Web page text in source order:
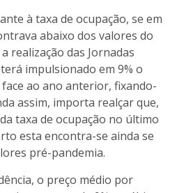
à taxa de ocupação, se em
abaixo dos valores do
realização das Jornadas
impulsionado em 9% o
ao ano anterior, fixando-
assim, importa realçar que,
taxa de ocupação no último
esta encontra-se ainda se
pré-pandemia.
o preço médio por